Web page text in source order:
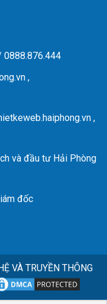
0888.876.444
,
,
và đầu tư Hải Phòng
đốc
VÀ TRUYỀN THÔNG